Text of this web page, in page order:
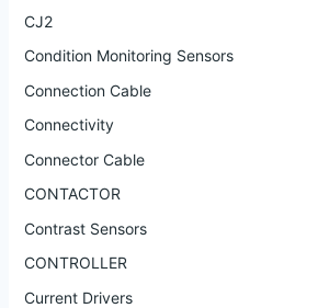
CJ2
Condition Monitoring Sensors
Connection Cable
Connectivity
Connector Cable
CONTACTOR
Contrast Sensors
CONTROLLER
Current Drivers